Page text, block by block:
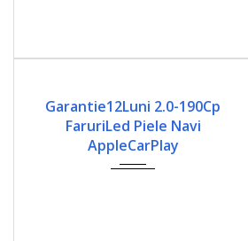
Garantie12Luni 2.0-190Cp
FaruriLed Piele Navi
AppleCarPlay